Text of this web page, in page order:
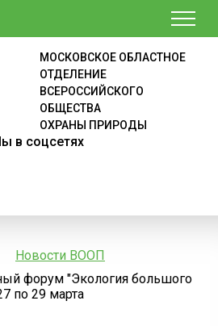
МОСКОВСКОЕ ОБЛАСТНОЕ
ОТДЕЛЕНИЕ
ВСЕРОССИЙСКОГО
ОБЩЕСТВА
ОХРАНЫ ПРИРОДЫ
в соцсетях
Новости ВООП
форум "Экология большого
по 29 марта